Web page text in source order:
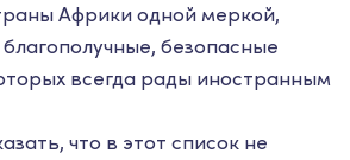
Африки одной меркой,
безопасные
всегда рады иностранным
что в этот список не